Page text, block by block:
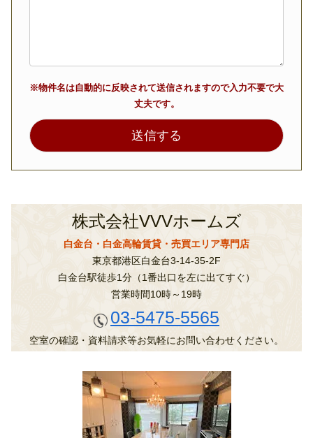
※物件名は自動的に反映されて送信されますので入力不要で大
丈夫です。
株式会社VVVホームズ
白金台・白金高輪賃貸・売買エリア専門店
東京都港区白金台3-14-35-2F
白金台駅徒歩1分（1番出口を左に出てすぐ）
営業時間10時～19時
03-5475-5565
空室の確認・資料請求等お気軽にお問い合わせください。